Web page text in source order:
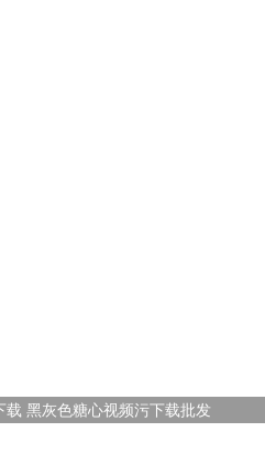
载 黑灰色糖心视频污下载批发